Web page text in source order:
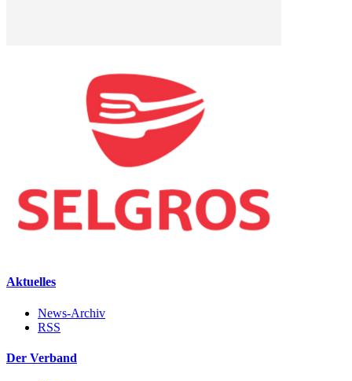
Aktuelles
News-Archiv
RSS
Der Verband